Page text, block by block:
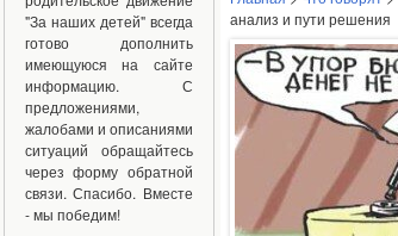
"За наших детей" всегда
готово дополнить
имеющуюся на сайте
информацию. С
предложениями,
жалобами и описаниями
ситуаций обращайтесь
через форму обратной
связи. Спасибо. Вместе
- мы победим!
анализ и пути решения